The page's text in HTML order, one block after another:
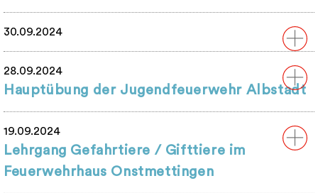
30.09.2024
28.09.2024
Hauptübung der Jugendfeuerwehr Albstadt
19.09.2024
Lehrgang Gefahrtiere / Gifttiere im
Feuerwehrhaus Onstmettingen